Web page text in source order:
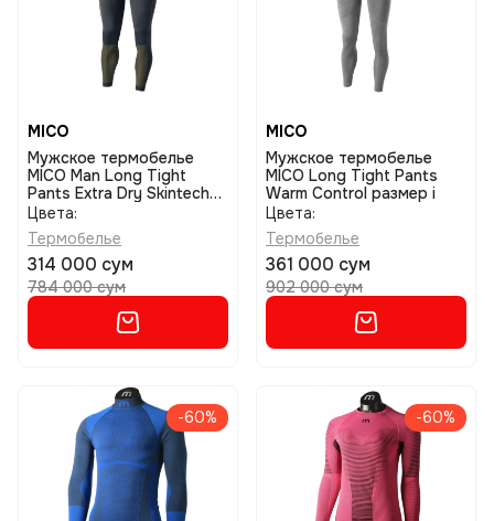
MICO
Мужское термобелье
MICO Man Long Tight
Pants Extra Dry Skintech
размер i
Цвета:
Термобелье
314 000 сум
784 000 сум
MICO
Мужское термобелье
MICO Long Tight Pants
Warm Control размер i
Цвета:
Термобелье
361 000 сум
902 000 сум
-60% -60%